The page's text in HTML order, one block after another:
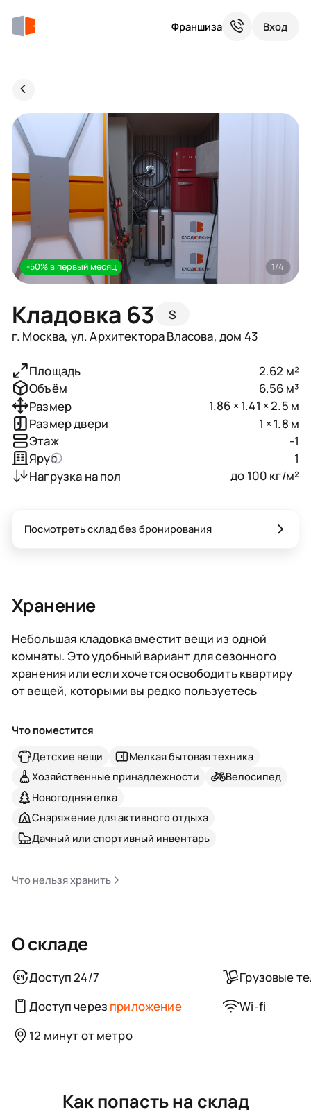
Франшиза Вход
Кладовка 63
S
г. Москва, ул. Архитектора Власова, дом 43
-50% в первый месяц 1/4
Площадь
2.62 м²
Объём
6.56 м³
Размер
1.86 × 1.41 × 2.5 м
Размер двери
1 × 1.8 м
Этаж
-1
Ярус
1
Нагрузка на пол
до 100 кг/м²
Хранение
Небольшая кладовка вместит вещи из одной
комнаты. Это удобный вариант для сезонного
хранения или если хочется освободить квартиру
от вещей, которыми вы редко пользуетесь
Что поместится
Детские вещи
Мелкая бытовая техника
Хозяйственные принадлежности
Велосипед
Новогодняя елка
Снаряжение для активного отдыха
Дачный или спортивный инвентарь
Что нельзя хранить
О складе
Доступ 24/7
Грузовые
Доступ через приложение
Wi-fi
12 минут от метро
Посмотреть склад без бронирования
Как попасть на склад